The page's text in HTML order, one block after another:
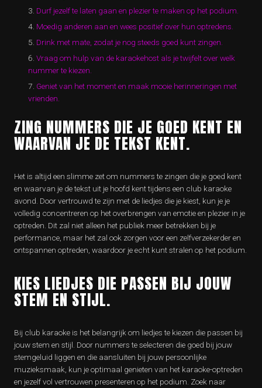
Durf jezelf te laten gaan en plezier te maken op het podium.
Moedig anderen aan en wees positief over hun optredens.
Drink met mate, zodat je nog steeds goed kunt zingen.
Vraag om hulp van de karaokehost als je twijfelt over welk
nummer te kiezen.
Geniet van het moment en maak mooie herinneringen met
vrienden.
ZING NUMMERS DIE JE GOED KENT EN
WAARVAN JE DE TEKST KENT.
Het is altijd een slimme zet om nummers te zingen die je goed kent
en waarvan je de tekst uit je hoofd kent tijdens een club karaoke
avond. Door vertrouwd te zijn met de liedjes die je kiest, kun je je
volledig concentreren op het overbrengen van emotie en plezier in je
optreden. Dit zal niet alleen het publiek meer betrekken bij je
performance, maar het zal ook zorgen voor een zelfverzekerder en
ontspannen optreden, waardoor je echt kunt stralen op het podium.
KIES LIEDJES DIE PASSEN BIJ JOUW
STEM EN STIJL.
Bij club karaoke is het belangrijk om liedjes te kiezen die passen bij
jouw stem en stijl. Door nummers te selecteren die goed bij jouw
stemgeluid liggen en die aansluiten bij jouw persoonlijke
muzieksmaak, kun je optimaal genieten van het karaoke-optreden
en jezelf vol vertrouwen presenteren op het podium. Zoek naar